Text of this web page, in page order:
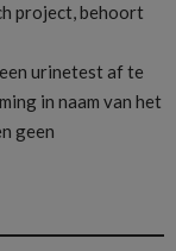
project, behoort
urinetest af te
in naam van het
geen